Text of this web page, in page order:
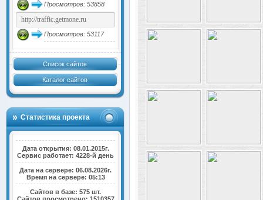
Просмотров: 53858
Просмотров: 53117
Список сайтов
Каталог сайтов
Статистика проекта
Дата открытия: 08.01.2015г.
Сервис работает: 4228-й день
Дата на сервере: 06.08.2026г.
Время на сервере: 05:13
Сайтов в базе: 575 шт.
Сайтов просмотрено: 1510357